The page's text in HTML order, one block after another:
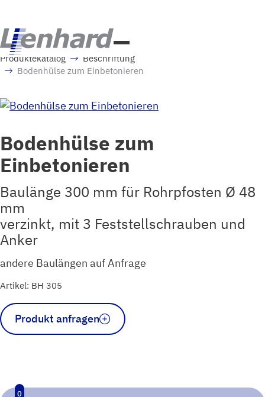
0
Produktekatalog
Beschriftung
Bodenhülse zum Einbetonieren
Bodenhülse zum
Einbetonieren
Baulänge 300 mm für Rohrpfosten Ø 48
mm
verzinkt, mit 3 Feststellschrauben und
Anker
andere Baulängen auf Anfrage
Artikel: BH 305
Bodenhülse
zum
Einbetonieren
Produkt anfragen